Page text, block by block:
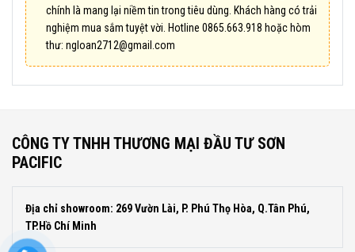
chính là mang lại niềm tin trong tiêu dùng. Khách hàng có trải
nghiệm mua sắm tuyệt vời. Hotline 0865.663.918 hoặc hòm
thư: ngloan2712@gmail.com
CÔNG TY TNHH THƯƠNG MẠI ĐẦU TƯ SƠN
PACIFIC
Địa chỉ showroom: 269 Vườn Lài, P. Phú Thọ Hòa, Q.Tân Phú,
TP.Hồ Chí Minh